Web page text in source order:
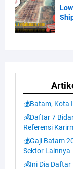
💰Batam, Kota
💰Daftar 7
Referensi
💰Gaji Batam
Sektor Lainnya
💰Ini Dia